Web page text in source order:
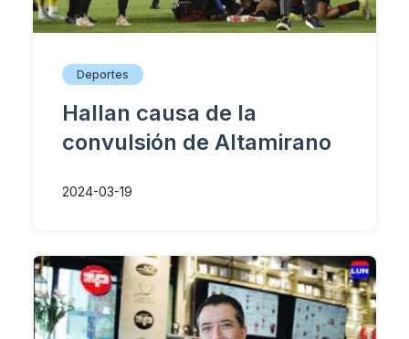
Deportes
Hallan causa de la
convulsión de Altamirano
2024-03-19